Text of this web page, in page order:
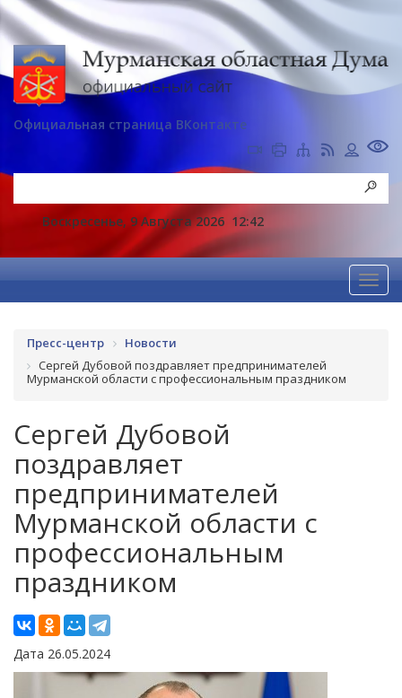
Официальная страница ВКонтакте
Воскресенье, 9 Августа 2026 12:42
Пресс-центр
Новости
Сергей Дубовой поздравляет предпринимателей
Мурманской области с профессиональным праздником
Сергей Дубовой
поздравляет
предпринимателей
Мурманской области с
профессиональным
праздником
Дата 26.05.2024